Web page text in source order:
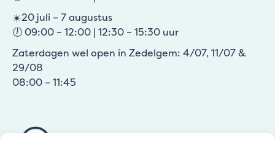
☀️20 juli – 7 augustus
🕖 09:00 – 12:00 | 12:30 – 15:30 uur
Zaterdagen wel open in Zedelgem: 4/07, 11/07 &
29/08
08:00 – 11:45